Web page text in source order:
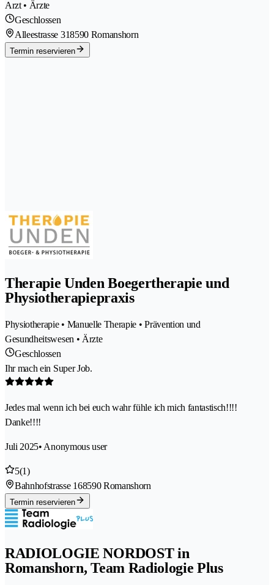
Arzt • Ärzte
Geschlossen
Alleestrasse 318590 Romanshorn
Termin reservieren
Therapie Unden Boegertherapie und
Physiotherapiepraxis
Physiotherapie • Manuelle Therapie • Prävention und
Gesundheitswesen • Ärzte
Geschlossen
Ihr mach ein Super Job.
Jedes mal wenn ich bei euch wahr fühle ich mich fantastisch!!!!
Danke!!!!
Juli 2025• Anonymous user
5(1)
Bahnhofstrasse 168590 Romanshorn
Termin reservieren
RADIOLOGIE NORDOST in
Romanshorn, Team Radiologie Plus